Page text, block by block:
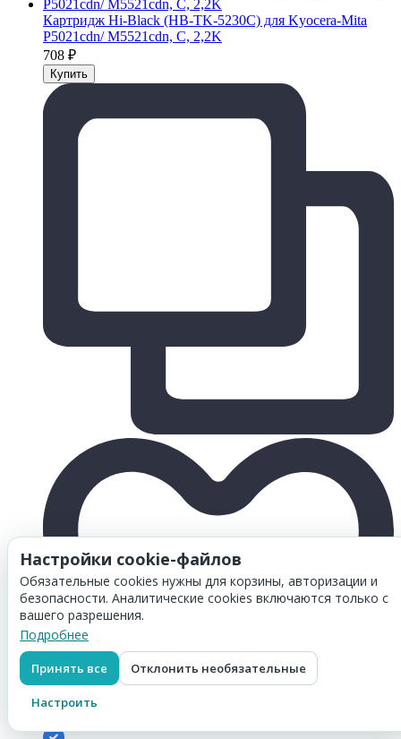
Картридж Hi-Black (HB-TK-5230C) для Kyocera-Mita
P5021cdn/ M5521cdn, C, 2,2K
708 ₽
Настройки cookie-файлов
Обязательные cookies нужны для корзины, авторизации и
безопасности. Аналитические cookies включаются только с
вашего разрешения.
Подробнее
Принять все Отклонить необязательные
Настроить